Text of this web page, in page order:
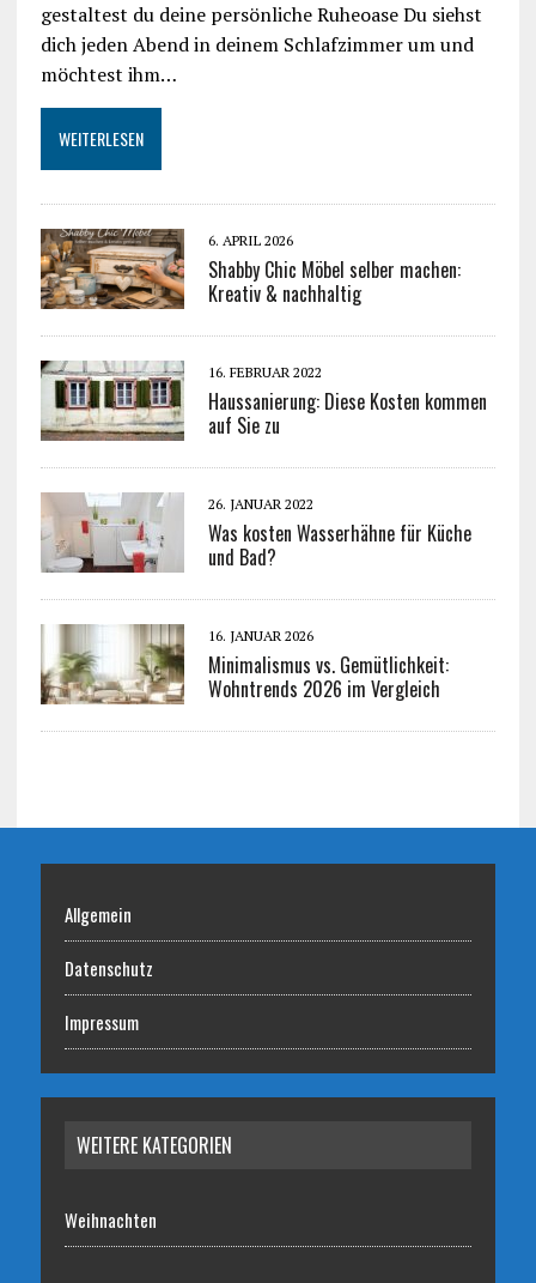
gestaltest du deine persönliche Ruheoase Du siehst
dich jeden Abend in deinem Schlafzimmer um und
möchtest ihm…
WEITERLESEN
6. APRIL 2026
Shabby Chic Möbel selber machen:
Kreativ & nachhaltig
16. FEBRUAR 2022
Haussanierung: Diese Kosten kommen
auf Sie zu
26. JANUAR 2022
Was kosten Wasserhähne für Küche
und Bad?
16. JANUAR 2026
Minimalismus vs. Gemütlichkeit:
Wohntrends 2026 im Vergleich
Allgemein
Datenschutz
Impressum
WEITERE KATEGORIEN
Weihnachten